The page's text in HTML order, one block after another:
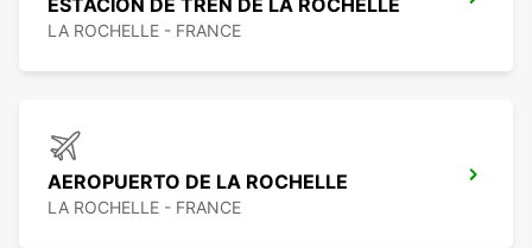
ESTACIÓN DE TREN DE LA ROCHELLE
LA ROCHELLE - FRANCE
AEROPUERTO DE LA ROCHELLE
LA ROCHELLE - FRANCE